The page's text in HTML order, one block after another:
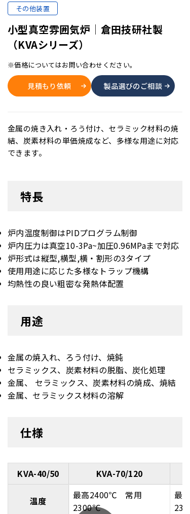
その他装置
小型真空雰囲気炉│倉田技研社製
（KVAシリーズ）
※価格についてはお問い合わせください。
見積もり依頼 製品選びのご相談
金属の焼き入れ・ろう付け、セラミック材料の焼
結、炭素材料の単価焼成など、多様な用途に対応
できます。
特長
炉内温度制御はPIDプログラム制御
炉内圧力は真空10-3Pa~加圧0.96MPaまで対応
炉形式は縦型,横型,横・割形の3タイプ
使用用途に応じた多様なトラップ機構
均熱性の良い粗密な発熱体配置
用途
金属の焼入れ、ろう付け、焼鈍
セラミックス、炭素材料の脱脂、炭化処理
金属、 セラミックス、炭素材料の焼成、焼結
金属、セラミックス材料の溶解
仕様
KVA-40/50 KVA-70/120
温度
最高2400℃ 常用
2300℃
最